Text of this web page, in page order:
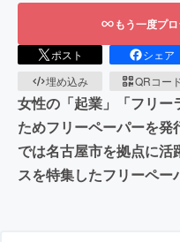
もう一度プ
ポスト シェア
埋め込み
QRコー
女性の「起業」「フリー
ためフリーペーパーを発
では名古屋市を拠点に活
スを特集したフリーペー